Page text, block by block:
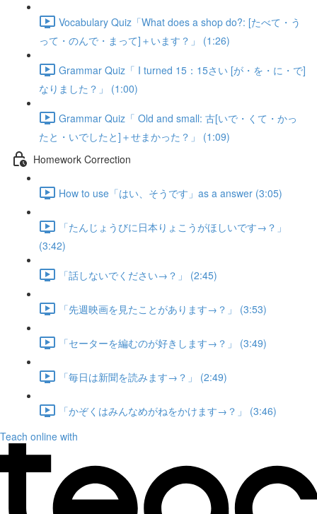
Vocabulary Quiz「What does a shop do?: [たべて・う
って・のんで・まって]＋います？」 (1:26)
Grammar Quiz「 I turned 15：15さい [が・を・に・で]
なりました？」 (1:00)
Grammar Quiz「 Old and small: 古[いで・くて・かっ
たと・いでしたと]＋せまかった？」 (1:09)
Homework Correction
How to use「はい、そうです」as a answer (3:05)
「たんじょうびに日本りょこうがほしいです→？」
(3:42)
「話しないでください→？」 (2:45)
「先週映画を見たことがあります→？」 (3:53)
「セーターを編むのが好きします→？」 (3:49)
「毎日は新聞を読みます→？」 (2:49)
「かぞくはみんなめがねをかけます→？」 (3:46)
Teach online with